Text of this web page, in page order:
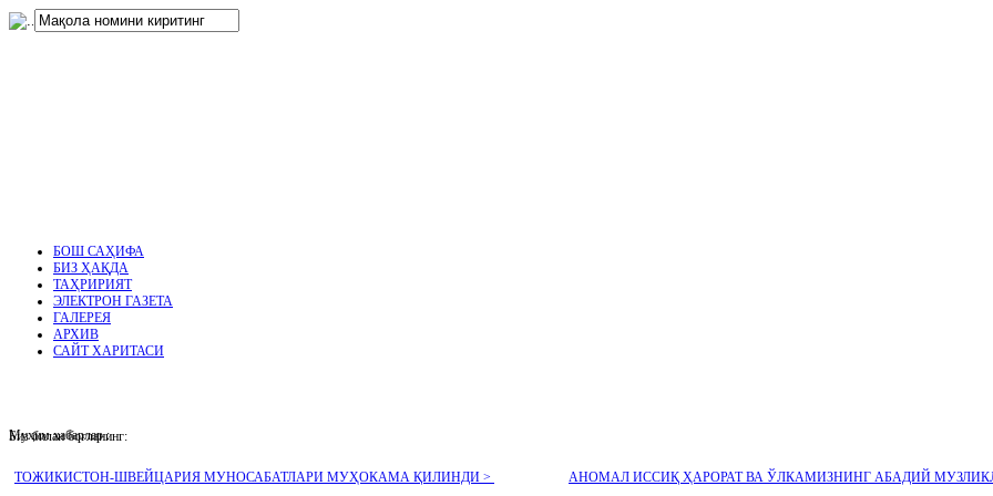
.
БОШ САҲИФА
БИЗ ҲАҚДА
ТАҲРИРИЯТ
ЭЛЕКТРОН ГАЗЕТА
ГАЛЕРЕЯ
АРХИВ
САЙТ ХАРИТАСИ
Муҳим хабарлар :
ТОЖИКИСТОН-ШВЕЙЦАРИЯ МУНОСАБАТЛАРИ МУҲОКАМА ҚИЛИНДИ > АНОМАЛ ИССИҚ ҲАРОРАТ ВА ЎЛКАМИЗНИНГ АБАДИЙ
Биз билан боғланинг: